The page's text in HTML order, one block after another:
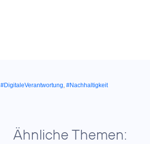
#DigitaleVerantwortung, #Nachhaltigkeit
Ähnliche Themen: